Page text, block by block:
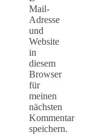
Mail-
Adresse
und
Website
in
diesem
Browser
für
meinen
nächsten
Kommentar
speichern.